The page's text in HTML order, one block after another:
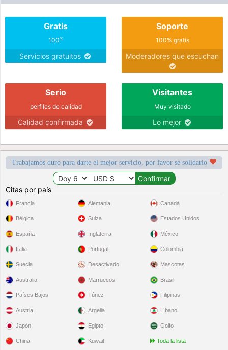
Gratis
100%
Servicios gratuitos
Soporte
100% gratis
Moderadores que escuchan
Serio
perfiles de calidad
Calidad confirmada
Visitantes
Muy visitado
Lo mejor
Trabajamos duro para darte el mejor servicio, por favor sé solidario
Citas por país
Francia
Bélgica
España
Italia
Suecia
Alemania
Suiza
Inglaterra
Portugal
Desactivado
Canadá
Estados Unidos
México
Colombia
Mascotas
Australia
Países Bajos
Austria
Japón
China
Marruecos
Túnez
Argelia
Egipto
Kuwait
Brasil
Filipinas
Líbano
Golfo
Toda la lista